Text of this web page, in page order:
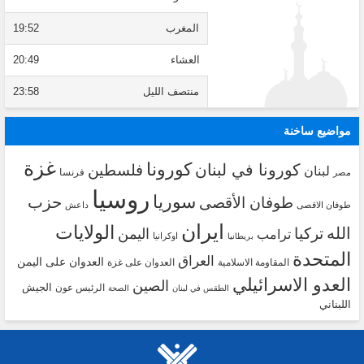
المغرب 19:52
العشاء 20:49
منتصف الليل 23:58
مواضيع ساخنة
مصر لبنان كورونا في لبنانكورونا فلسطين فرنسا غزة
طوفان الاقصى طوفان الأقصى سوريا روسيا داعش حزب
الله تركيا ترامب بريطانيا ايران اوكرانيا اليمن
الولايات
المتحدة
المقاومة الاسلامية العراق العدوان على غزة العدوان على اليمن
العدو الاسرائيلي الطقس في لبنان الصين الصحة الرئيس عون
الجيش
اللبناني